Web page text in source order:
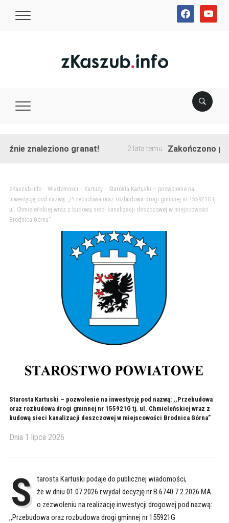
facebookyoutube
znaleziono granat! 2 lata temu Zakończono
zKaszub.info> Wiadomości Kartuzy> Starosta Kartuski – pozwolenie na
inwestycję pod nazwą: ,,Przebudowa oraz rozbudowa drogi gminnej nr 155921G tj.
ul. Chmieleńskiej wraz z budową sieci kanalizacji deszczowej w miejscowości
Brodnica Górna”
Starosta Kartuski – pozwolenie na inwestycję pod nazwą: ,,Przebudowa
oraz rozbudowa drogi gminnej nr 155921G tj. ul. Chmieleńskiej wraz z
budową sieci kanalizacji deszczowej w miejscowości Brodnica Górna”
Dnia 1 lipca 2026
S tarosta Kartuski podaje do publicznej wiadomości,
że w dniu 01.07.2026 r.wydał decyzję nr B.6740.7.2.2026.MA
o zezwoleniu na realizację inwestycji drogowej pod nazwą:
,,Przebudowa oraz rozbudowa drogi gminnej nr 155921G